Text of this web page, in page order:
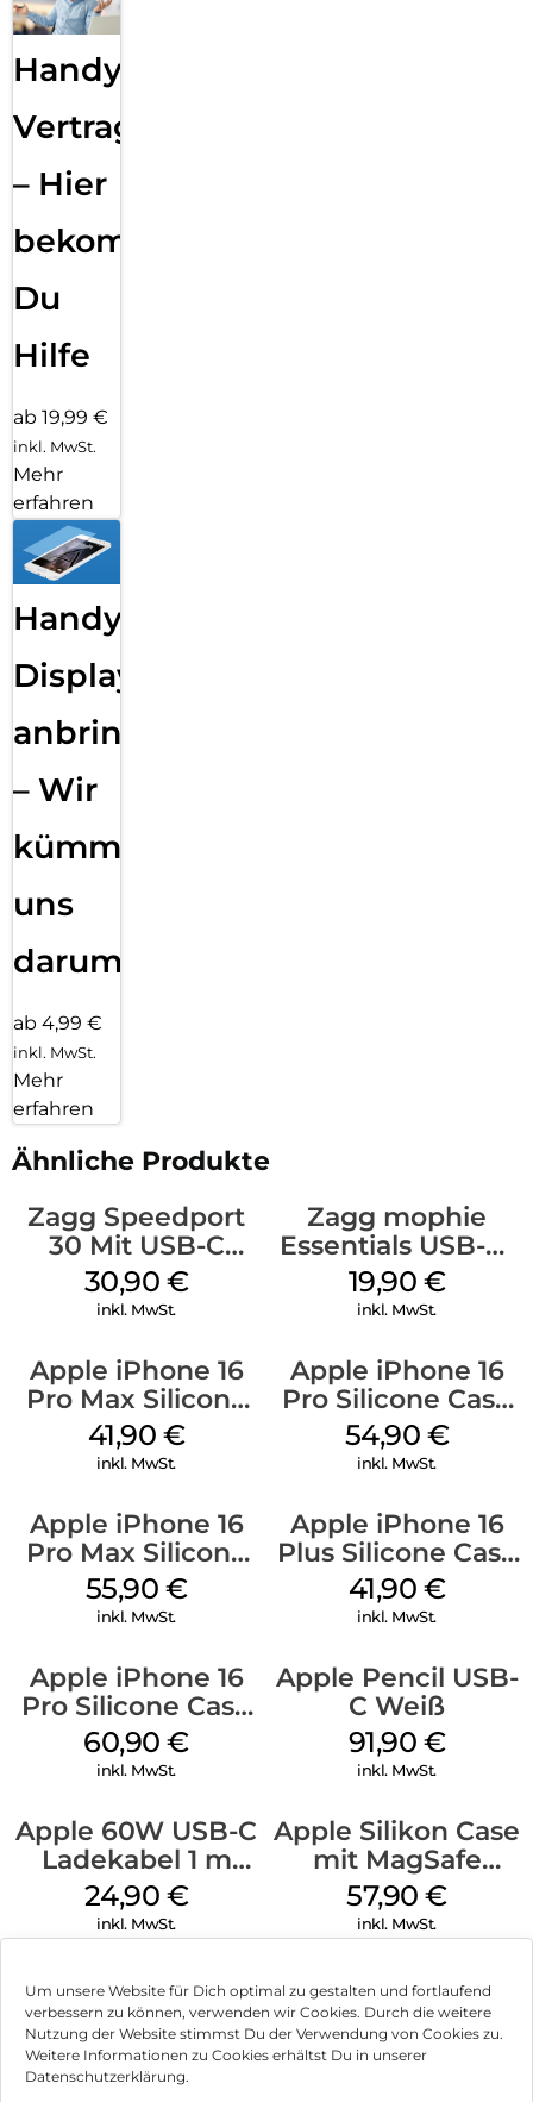
Um unsere Website für Dich optimal zu gestalten und fortlaufend
verbessern zu können, verwenden wir Cookies. Durch die weitere
Nutzung der Website stimmst Du der Verwendung von Cookies zu.
Weitere Informationen zu Cookies erhältst Du in unserer
Datenschutzerklärung.
Handy
Vertragsabwicklung
– Hier
bekommst
Du
Hilfe
ab 19,99 €
inkl. MwSt.
Mehr
erfahren
Handy
Displayfolie
anbringen
– Wir
kümmern
uns
darum!
ab 4,99 €
inkl. MwSt.
Mehr
erfahren
Ähnliche Produkte
Zagg Speedport
30 Mit USB-C
Kabel Weiß
30,90 €
inkl. MwSt.
Zagg mophie
Essentials USB-C-
20W Charger PD
Weiß
19,90 €
inkl. MwSt.
Apple iPhone 16
Pro Max Silicone
Case MagSafe
Ultramarine
41,90 €
inkl. MwSt.
Apple iPhone 16
Pro Silicone Case
MagSafe Black
54,90 €
inkl. MwSt.
Apple iPhone 16
Pro Max Silicone
Case MagSafe
Stone Gray
55,90 €
inkl. MwSt.
Apple iPhone 16
Plus Silicone Case
MagSafe Stone
Gray
41,90 €
inkl. MwSt.
Apple iPhone 16
Pro Silicone Case
MagSafe Stone
Gray
60,90€
inkl. MwSt.
Apple Pencil USB-
C Weiß
91,90 €
inkl. MwSt.
Apple 60W USB-C
Ladekabel 1 m
Weiß
24,90 €
inkl. MwSt.
Apple Silikon Case
mit MagSafe
iPhone 14 Pro
(PRODUCT)RED
57,90€
inkl. MwSt.
Impressum